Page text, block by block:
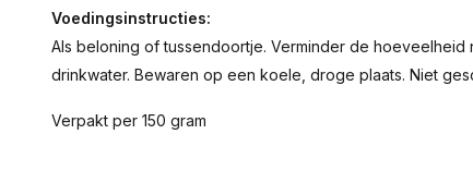
Voedingsinstructies:
Als beloning of tussendoortje. Verminder de
drinkwater. Bewaren op een koele, droge plaats. Niet
Verpakt per 150 gram